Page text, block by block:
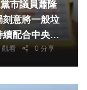
市議員蕭隆
觀看 0 分享